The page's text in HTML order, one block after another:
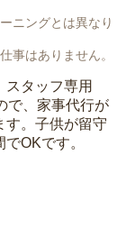
ニングとは異なり
事はありません。
スタッフ専用
で、家事代行が
す。子供が留守
OKです。